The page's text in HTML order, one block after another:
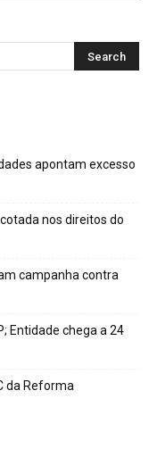
apontam excesso
nos direitos do
campanha contra
Entidade chega a 24
da Reforma